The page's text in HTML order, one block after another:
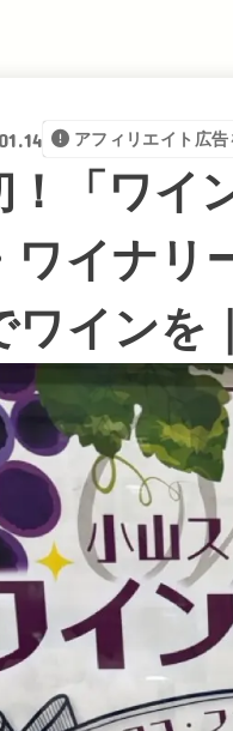
アフィリエイト広告
！「ワイ
ワイナリ
ワインを